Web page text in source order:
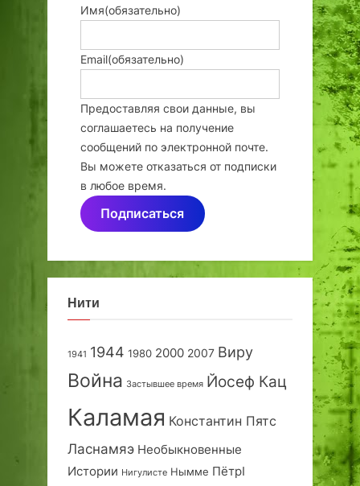
Имя(обязательно)
Email(обязательно)
Предоставляя свои данные, вы
соглашаетесь на получение
сообщений по электронной почте.
Вы можете отказаться от подписки
в любое время.
Подписаться
Нити
1941 1944 1980 2000 2007 Виру
Война Застывшее время Йосеф Кац
Каламая Константин Пятс
Ласнамяэ Необыкновенные
Истории Нигулисте Нымме ПётрI